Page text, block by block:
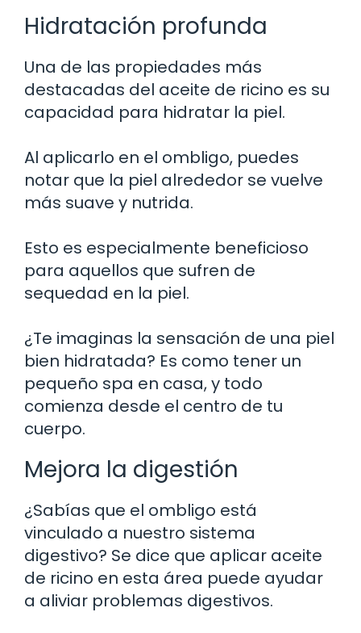
Hidratación profunda
Una de las propiedades más
destacadas del aceite de ricino es su
capacidad para hidratar la piel.
Al aplicarlo en el ombligo, puedes
notar que la piel alrededor se vuelve
más suave y nutrida.
Esto es especialmente beneficioso
para aquellos que sufren de
sequedad en la piel.
¿Te imaginas la sensación de una piel
bien hidratada? Es como tener un
pequeño spa en casa, y todo
comienza desde el centro de tu
cuerpo.
Mejora la digestión
¿Sabías que el ombligo está
vinculado a nuestro sistema
digestivo? Se dice que aplicar aceite
de ricino en esta área puede ayudar
a aliviar problemas digestivos.